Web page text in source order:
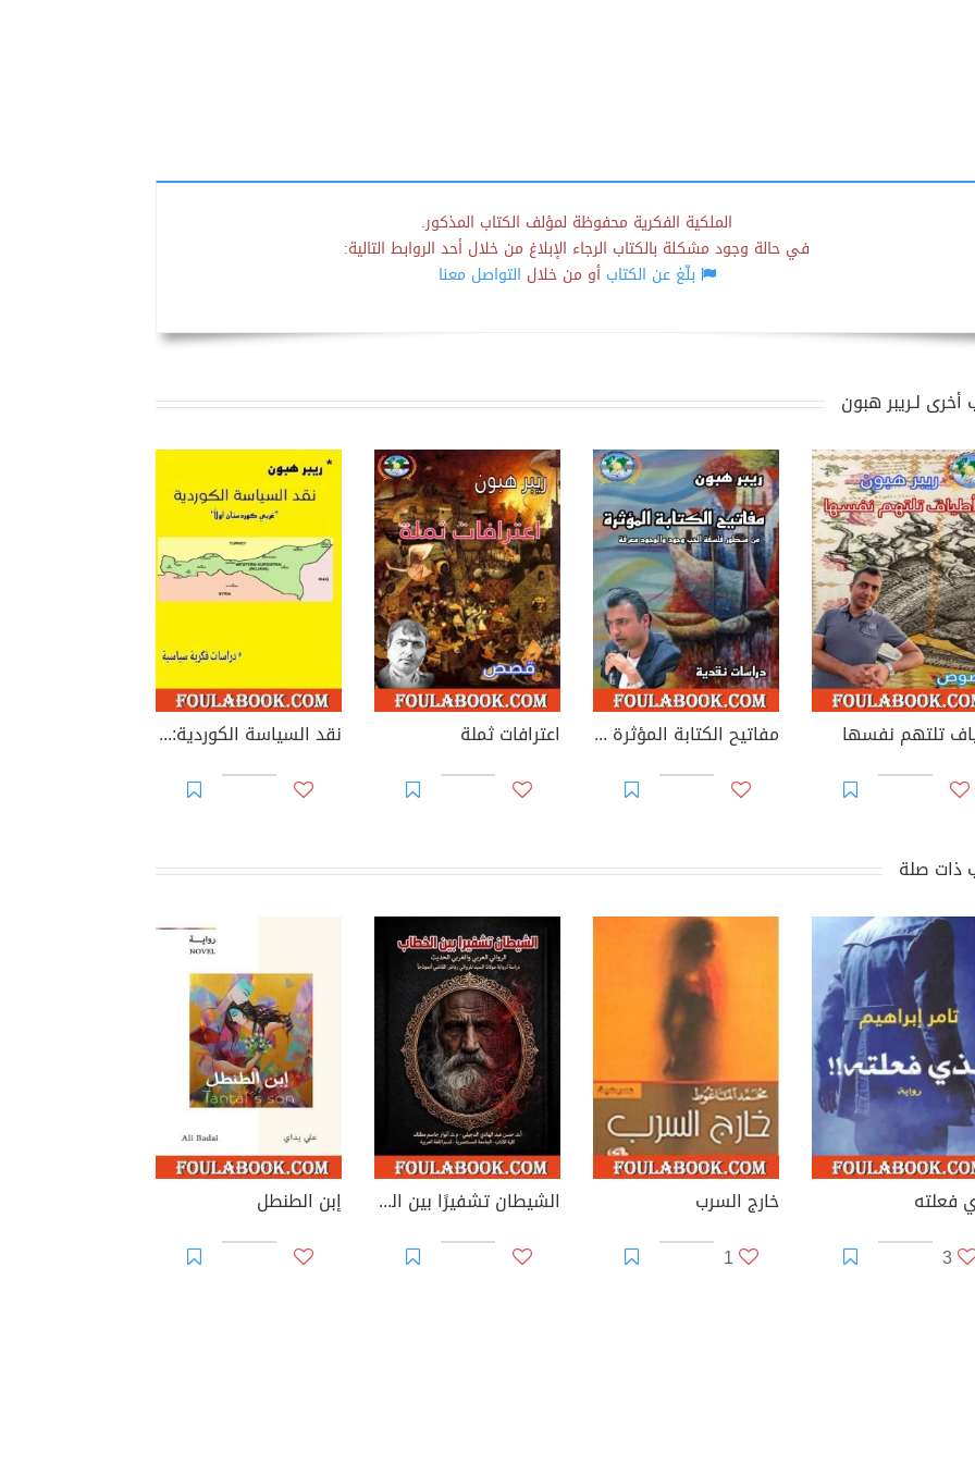
الملكية الفكرية محفوظة لمؤلف الكتاب المذكور.
في حالة وجود مشكلة بالكتاب الرجاء الإبلاغ من خلال أحد الروابط التالية:
بلّغ عن الكتابأو من خلال التواصل معنا
أخرى لـريبر هبون
تلتهم نفسها مفاتيح الكتابة المؤثرة - من منظور فلسفة الحب وجود والوجود معرفة اعترافات ثملة نقد السياسة الكوردية: غربي كوردستان أولا - دراسات فكرية سياسية
ذات صلة
فعلته
3
خارج السرب
1
الشيطان تشفيرًا بين الخطاب الروائي العربي والغربي الحديث إبن الطنطل